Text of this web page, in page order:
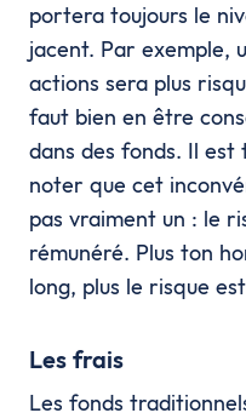
portera toujours le
jacent. Par exemple,
actions sera plus
faut bien en être
dans des fonds. Il
noter que cet
pas vraiment un : le
rémunéré. Plus ton
long, plus le risque
Les frais
Les fonds